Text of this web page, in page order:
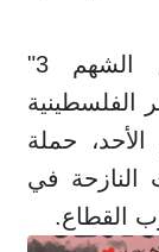
تواصل عملية "الفارس الشهم 3"
الفلسطينية
حملة
النازحة في
القطاع.